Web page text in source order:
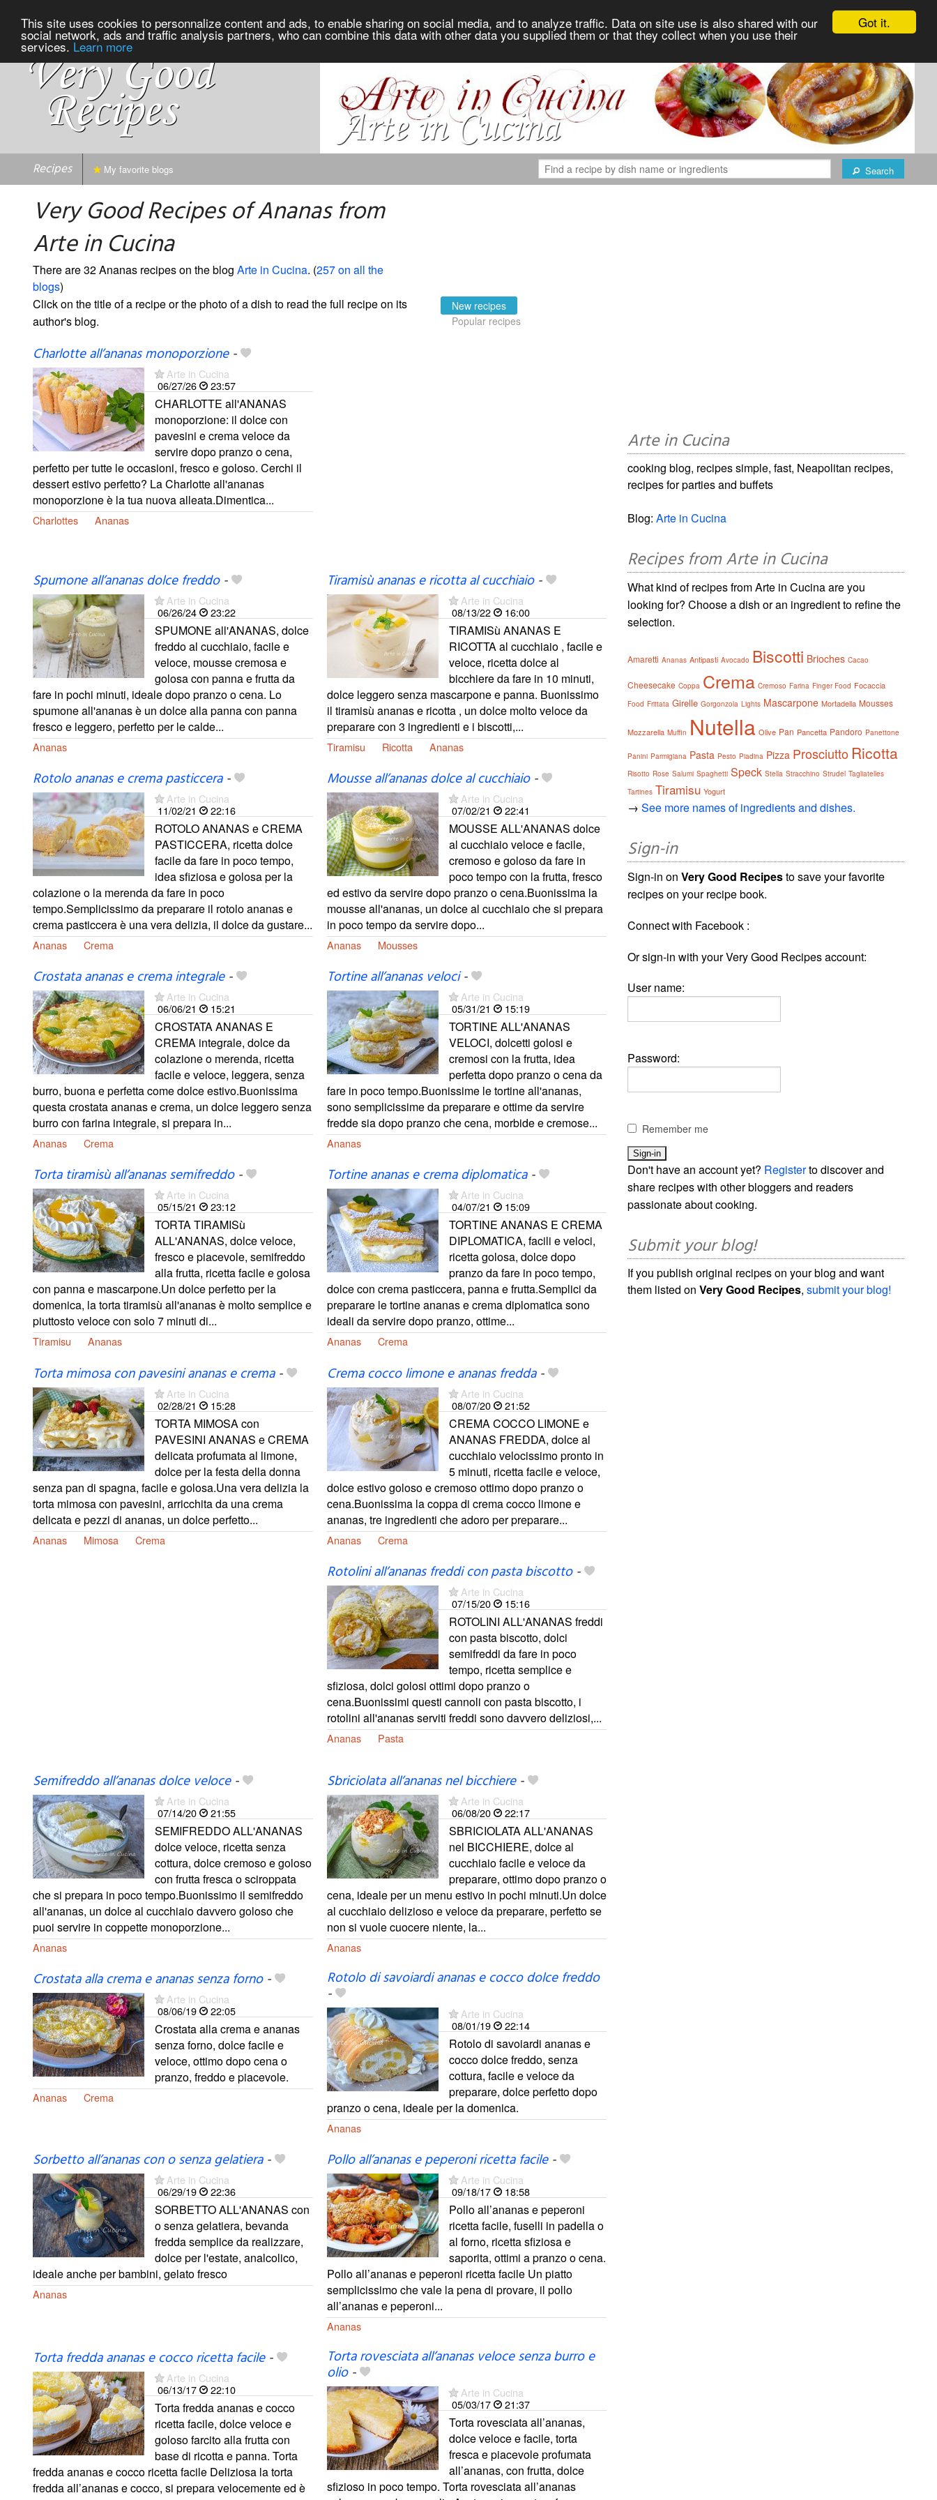
Got it.
This site uses cookies to personnalize content and ads, to enable sharing on social media, and to analyze traffic. Data on site use is also shared with our
social network, ads and traffic analysis partners, who can combine this data with other data you supplied them or that they collect when you use their
services. Learn more
Recipes Search
My favorite blogs
Very Good Recipes of Ananas from
Arte in Cucina
There are 32 Ananas recipes on the blog Arte in Cucina. (257 on all the
blogs)
Click on the title of a recipe or the photo of a dish to read the full recipe on its
author's blog.
New recipes
Popular recipes
Charlotte all’ananas monoporzione-
Arte in Cucina
06/27/26
23:57
CHARLOTTE all'ANANAS
monoporzione: il dolce con
pavesini e crema veloce da
servire dopo pranzo o cena,
perfetto per tutte le occasioni, fresco e goloso. Cerchi il
dessert estivo perfetto? La Charlotte all'ananas
monoporzione è la tua nuova alleata.Dimentica...
Charlottes Ananas
Spumone all’ananas dolce freddo-
Arte in Cucina
06/26/24
23:22
SPUMONE all'ANANAS, dolce
freddo al cucchiaio, facile e
veloce, mousse cremosa e
golosa con panna e frutta da
fare in pochi minuti, ideale dopo pranzo o cena. Lo
spumone all'ananas è un dolce alla panna con panna
fresco e leggero, perfetto per le calde...
Ananas
Tiramisù ananas e ricotta al cucchiaio-
Arte in Cucina
08/13/22
16:00
TIRAMISù ANANAS E
RICOTTA al cucchiaio , facile e
veloce, ricetta dolce al
bicchiere da fare in 10 minuti,
dolce leggero senza mascarpone e panna. Buonissimo
il tiramisù ananas e ricotta , un dolce molto veloce da
preparare con 3 ingredienti e i biscotti,...
Tiramisu Ricotta Ananas
Rotolo ananas e crema pasticcera-
Arte in Cucina
11/02/21
22:16
ROTOLO ANANAS e CREMA
PASTICCERA, ricetta dolce
facile da fare in poco tempo,
idea sfiziosa e golosa per la
colazione o la merenda da fare in poco
tempo.Semplicissimo da preparare il rotolo ananas e
crema pasticcera è una vera delizia, il dolce da gustare...
Ananas Crema
Mousse all’ananas dolce al cucchiaio-
Arte in Cucina
07/02/21
22:41
MOUSSE ALL'ANANAS dolce
al cucchiaio veloce e facile,
cremoso e goloso da fare in
poco tempo con la frutta, fresco
ed estivo da servire dopo pranzo o cena.Buonissima la
mousse all'ananas, un dolce al cucchiaio che si prepara
in poco tempo da servire dopo...
Ananas Mousses
Crostata ananas e crema integrale-
Arte in Cucina
06/06/21
15:21
CROSTATA ANANAS E
CREMA integrale, dolce da
colazione o merenda, ricetta
facile e veloce, leggera, senza
burro, buona e perfetta come dolce estivo.Buonissima
questa crostata ananas e crema, un dolce leggero senza
burro con farina integrale, si prepara in...
Ananas Crema
Tortine all’ananas veloci-
Arte in Cucina
05/31/21
15:19
TORTINE ALL'ANANAS
VELOCI, dolcetti golosi e
cremosi con la frutta, idea
perfetta dopo pranzo o cena da
fare in poco tempo.Buonissime le tortine all'ananas,
sono semplicissime da preparare e ottime da servire
fredde sia dopo pranzo che cena, morbide e cremose...
Ananas
Torta tiramisù all’ananas semifreddo-
Arte in Cucina
05/15/21
23:12
TORTA TIRAMISù
ALL'ANANAS, dolce veloce,
fresco e piacevole, semifreddo
alla frutta, ricetta facile e golosa
con panna e mascarpone.Un dolce perfetto per la
domenica, la torta tiramisù all'ananas è molto semplice e
piuttosto veloce con solo 7 minuti di...
Tiramisu Ananas
Tortine ananas e crema diplomatica-
Arte in Cucina
04/07/21
15:09
TORTINE ANANAS E CREMA
DIPLOMATICA, facili e veloci,
ricetta golosa, dolce dopo
pranzo da fare in poco tempo,
dolce con crema pasticcera, panna e frutta.Semplici da
preparare le tortine ananas e crema diplomatica sono
ideali da servire dopo pranzo, ottime...
Ananas Crema
Torta mimosa con pavesini ananas e crema-
Arte in Cucina
02/28/21
15:28
TORTA MIMOSA con
PAVESINI ANANAS e CREMA
delicata profumata al limone,
dolce per la festa della donna
senza pan di spagna, facile e golosa.Una vera delizia la
torta mimosa con pavesini, arricchita da una crema
delicata e pezzi di ananas, un dolce perfetto...
Ananas Mimosa Crema
Crema cocco limone e ananas fredda-
Arte in Cucina
08/07/20
21:52
CREMA COCCO LIMONE e
ANANAS FREDDA, dolce al
cucchiaio velocissimo pronto in
5 minuti, ricetta facile e veloce,
dolce estivo goloso e cremoso ottimo dopo pranzo o
cena.Buonissima la coppa di crema cocco limone e
ananas, tre ingredienti che adoro per preparare...
Ananas Crema
Rotolini all’ananas freddi con pasta biscotto-
Arte in Cucina
07/15/20
15:16
ROTOLINI ALL'ANANAS freddi
con pasta biscotto, dolci
semifreddi da fare in poco
tempo, ricetta semplice e
sfiziosa, dolci golosi ottimi dopo pranzo o
cena.Buonissimi questi cannoli con pasta biscotto, i
rotolini all'ananas serviti freddi sono davvero deliziosi,...
Ananas Pasta
Semifreddo all’ananas dolce veloce-
Arte in Cucina
07/14/20
21:55
SEMIFREDDO ALL'ANANAS
dolce veloce, ricetta senza
cottura, dolce cremoso e goloso
con frutta fresca o sciroppata
che si prepara in poco tempo.Buonissimo il semifreddo
all'ananas, un dolce al cucchiaio davvero goloso che
puoi servire in coppette monoporzione...
Ananas
Sbriciolata all’ananas nel bicchiere-
Arte in Cucina
06/08/20
22:17
SBRICIOLATA ALL'ANANAS
nel BICCHIERE, dolce al
cucchiaio facile e veloce da
preparare, ottimo dopo pranzo o
cena, ideale per un menu estivo in pochi minuti.Un dolce
al cucchiaio delizioso e veloce da preparare, perfetto se
non si vuole cuocere niente, la...
Ananas
Crostata alla crema e ananas senza forno-
Arte in Cucina
08/06/19
22:05
Crostata alla crema e ananas
senza forno, dolce facile e
veloce, ottimo dopo cena o
pranzo, freddo e piacevole.
Ananas Crema
Rotolo di savoiardi ananas e cocco dolce freddo
-
Arte in Cucina
08/01/19
22:14
Rotolo di savoiardi ananas e
cocco dolce freddo, senza
cottura, facile e veloce da
preparare, dolce perfetto dopo
pranzo o cena, ideale per la domenica.
Ananas
Sorbetto all’ananas con o senza gelatiera-
Arte in Cucina
06/29/19
22:36
SORBETTO ALL'ANANAS con
o senza gelatiera, bevanda
fredda semplice da realizzare,
dolce per l'estate, analcolico,
ideale anche per bambini, gelato fresco
Ananas
Pollo all’ananas e peperoni ricetta facile-
Arte in Cucina
09/18/17
18:58
Pollo all’ananas e peperoni
ricetta facile, fuselli in padella o
al forno, ricetta sfiziosa e
saporita, ottimi a pranzo o cena.
Pollo all’ananas e peperoni ricetta facile Un piatto
semplicissimo che vale la pena di provare, il pollo
all’ananas e peperoni...
Ananas
Torta fredda ananas e cocco ricetta facile-
Arte in Cucina
06/13/17
22:10
Torta fredda ananas e cocco
ricetta facile, dolce veloce e
goloso farcito alla frutta con
base di ricotta e panna. Torta
fredda ananas e cocco ricetta facile Deliziosa la torta
fredda all’ananas e cocco, si prepara velocemente ed è
Torta rovesciata all’ananas veloce senza burro e
olio-
Arte in Cucina
05/03/17
21:37
Torta rovesciata all’ananas,
dolce veloce e facile, torta
fresca e piacevole profumata
all’ananas, con frutta, dolce
sfizioso in poco tempo. Torta rovesciata all’ananas
Arte in Cucina
cooking blog, recipes simple, fast, Neapolitan recipes,
recipes for parties and buffets
Blog:Arte in Cucina
Recipes from Arte in Cucina
What kind of recipes from Arte in Cucina are you
looking for? Choose a dish or an ingredient to refine the
selection.
Amaretti Ananas Antipasti Avocado Biscotti Brioches Cacao
Cheesecake Coppa Crema Cremoso Farina Finger Food Focaccia
Food Frittata Girelle Gorgonzola Lights Mascarpone Mortadella Mousses
Mozzarella Muffin Nutella Olive Pan Pancetta Pandoro Panettone
Panini Parmigiana Pasta Pesto Piadina Pizza Prosciutto Ricotta
Risotto Rose Salumi Spaghetti Speck Stella Stracchino Strudel Tagliatelles
Tartines Tiramisu Yogurt
→See more names of ingredients and dishes.
Sign-in
Sign-in onVery Good Recipesto save your favorite
recipes on your recipe book.
Connect with Facebook :
Or sign-in with your Very Good Recipes account:
User name:
Password:
Remember me
Don't have an account yet? Registerto discover and
share recipes with other bloggers and readers
passionate about cooking.
Submit your blog!
If you publish original recipes on your blog and want
them listed onVery Good Recipes,submit your blog!